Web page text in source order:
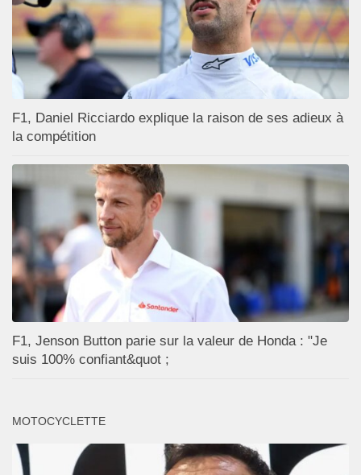
F1, Daniel Ricciardo explique la raison de ses adieux à
la compétition
F1, Jenson Button parie sur la valeur de Honda : "Je
suis 100% confiant&quot ;
MOTOCYCLETTE